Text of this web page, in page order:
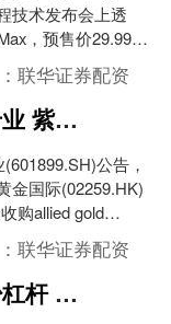
技术发布会上透
，预售价29.99万
络股票杠杆平台....
联华证券配资
配资炒股真专业 紫金矿业：终止收购联合黄金，拟认购其定向增发9.2%股权
公告，
金国际(02259.HK)
购allied gold
联华证券配资
炒股能加多少杠杆 沃伦调查五角大楼高薪聘用私营行业人才项目